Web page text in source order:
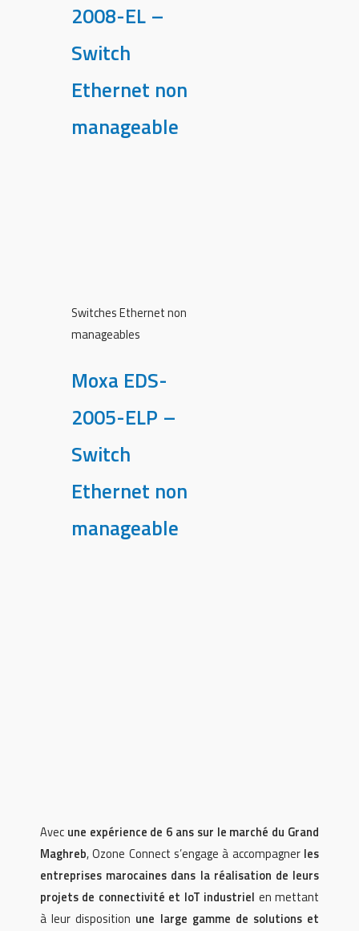
2008-EL –
Switch
Ethernet non
manageable
Switches Ethernet non
manageables
Moxa EDS-
2005-ELP –
Switch
Ethernet non
manageable
Avec une expérience de 6 ans sur le marché du Grand
Maghreb, Ozone Connect s’engage à accompagner les
entreprises marocaines dans la réalisation de leurs
projets de connectivité et IoT industriel en mettant
à leur disposition une large gamme de solutions et